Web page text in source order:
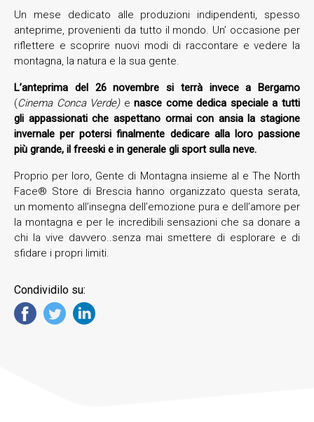
Un mese dedicato alle produzioni indipendenti, spesso
anteprime, provenienti da tutto il mondo. Un’ occasione per
riflettere e scoprire nuovi modi di raccontare e vedere la
montagna, la natura e la sua gente.
L’anteprima del 26 novembre si terrà invece a Bergamo
(Cinema Conca Verde) e nasce come dedica speciale a tutti
gli appassionati che aspettano ormai con ansia la stagione
invernale per potersi finalmente dedicare alla loro passione
più grande, il freeski e in generale gli sport sulla neve.
Proprio per loro, Gente di Montagna insieme al e The North
Face® Store di Brescia hanno organizzato questa serata,
un momento all’insegna dell’emozione pura e dell’amore per
la montagna e per le incredibili sensazioni che sa donare a
chi la vive davvero..senza mai smettere di esplorare e di
sfidare i propri limiti.
Condividilo su: